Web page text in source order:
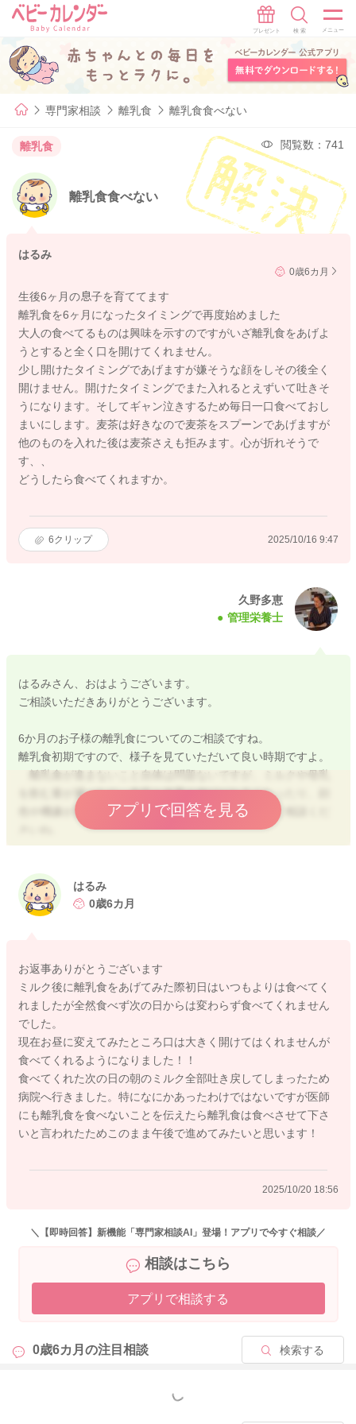
専門家相談 離乳食 離乳食食べない
離乳食 閲覧数：741
離乳食食べない
はるみ
0歳6カ月
生後6ヶ月の息子を育ててます
離乳食を6ヶ月になったタイミングで再度始めました
大人の食べてるものは興味を示すのですがいざ離乳食をあげよ
うとすると全く口を開けてくれません。
少し開けたタイミングであげますが嫌そうな顔をしその後全く
開けません。開けたタイミングでまた入れるとえずいて吐きそ
うになります。そしてギャン泣きするため毎日一口食べておし
まいにします。麦茶は好きなので麦茶をスプーンであげますが
他のものを入れた後は麦茶さえも拒みます。心が折れそうで
す、、
どうしたら食べてくれますか。
6クリップ 2025/10/16 9:47
久野多恵
管理栄養士
はるみさん、おはようございます。
ご相談いただきありがとうございます。
6か月のお子様の離乳食についてのご相談ですね。
離乳食初期ですので、様子を見ていただいて良い時期ですよ。
離乳食が進まないこと自体は問題ないですが、ミルクや母乳
を飲む量が減ったり、身長と体重の伸びがわるくなったり、顔
色や機嫌が悪いことが続くなどが現れたら、医師にご相談くだ
てまとめましたので、下記を参考にされてください。
・スプーンの素材を変える。
・スプーンで食べさせられる事を嫌がるお子様もいる為、生の
野菜スティックにペーストをつけたり、お母さんの指につけて
与えてみる。
・手遊びをしたり、歌を歌いながら、楽しい雰囲気を作る。
・ベビーフードを活用する。
・ミルクや出汁、野菜スープなどで風味づけをする。
・大人の食事からの取り分けをしてみる。
・果物・果汁から与えてみる。
アプリで回答を見る
はるみ
0歳6カ月
お返事ありがとうございます
ミルク後に離乳食をあげてみた際初日はいつもよりは食べてく
れましたが全然食べず次の日からは変わらず食べてくれません
でした。
現在お昼に変えてみたところ口は大きく開けてはくれませんが
食べてくれるようになりました！！
食べてくれた次の日の朝のミルク全部吐き戻してしまったため
病院へ行きました。特になにかあったわけではないですが医師
にも離乳食を食べないことを伝えたら離乳食は食べさせて下さ
いと言われたためこのまま午後で進めてみたいと思います！
2025/10/20 18:56
＼【即時回答】新機能「専門家相談AI」登場！アプリで今すぐ相談／
相談はこちら
アプリで相談する
0歳6カ月の注目相談 検索する
もっと見る